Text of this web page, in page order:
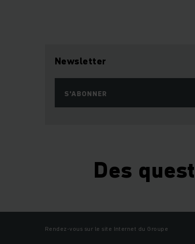
Newsletter
S'ABONNER
Des
Rendez-vous sur le site Internet du Groupe